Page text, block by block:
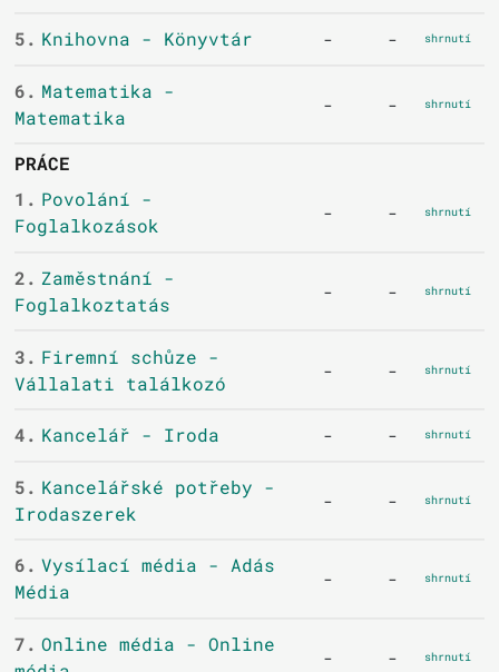
5. Knihovna - Könyvtár - - shrnutí
6. Matematika -
Matematika
- - shrnutí
PRÁCE
1. Povolání -
Foglalkozások
- - shrnutí
2. Zaměstnání -
Foglalkoztatás
- - shrnutí
3. Firemní schůze -
Vállalati találkozó
- - shrnutí
4. Kancelář - Iroda - - shrnutí
5. Kancelářské potřeby -
Irodaszerek
- - shrnutí
6. Vysílací média - Adás
Média
- - shrnutí
7. Online média - Online
- - shrnutí